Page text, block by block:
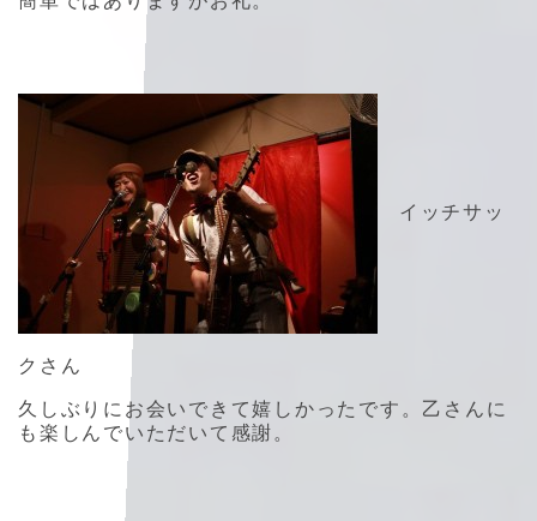
イッチサッ
クさん
久しぶりにお会いできて嬉しかったです。乙さんに
も楽しんでいただいて感謝。